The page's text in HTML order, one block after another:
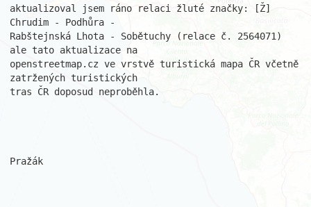
aktualizoval jsem ráno relaci žluté značky: [Ž]
Chrudim - Podhůra -
Rabštejnská Lhota - Sobětuchy (relace č. 2564071)
ale tato aktualizace na
openstreetmap.cz ve vrstvě turistická mapa ČR včetně
zatržených turistických
tras ČR doposud neproběhla.
Pražák